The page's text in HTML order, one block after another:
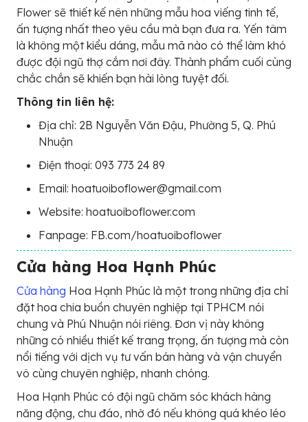
Flower sẽ thiết kế nên những mẫu hoa viếng tinh tế,
ấn tượng nhất theo yêu cầu mà bạn đưa ra. Yến tâm
là không một kiểu dáng, mẫu mã nào có thể làm khó
được đội ngũ thợ cắm nơi đây. Thành phẩm cuối cùng
chắc chắn sẽ khiến bạn hài lòng tuyệt đối.
Thông tin liên hệ:
Địa chỉ: 2B Nguyễn Văn Đậu, Phường 5, Q. Phú
Nhuận
Điện thoại: 093 773 24 89
Email: hoatuoiboflower@gmail.com
Website: hoatuoiboflower.com
Fanpage: FB.com/hoatuoiboflower
Cửa hàng Hoa Hạnh Phúc
Cửa hàng Hoa Hạnh Phúc là một trong những địa chỉ
đặt hoa chia buồn chuyên nghiệp tại TPHCM nói
chung và Phú Nhuận nói riêng. Đơn vị này không
những có nhiều thiết kế trang trọng, ấn tượng mà còn
nổi tiếng với dịch vụ tư vấn bán hàng và vận chuyển
vô cùng chuyên nghiệp, nhanh chóng.
Hoa Hạnh Phúc có đội ngũ chăm sóc khách hàng
năng động, chu đáo, nhờ đó nếu không quá khéo léo